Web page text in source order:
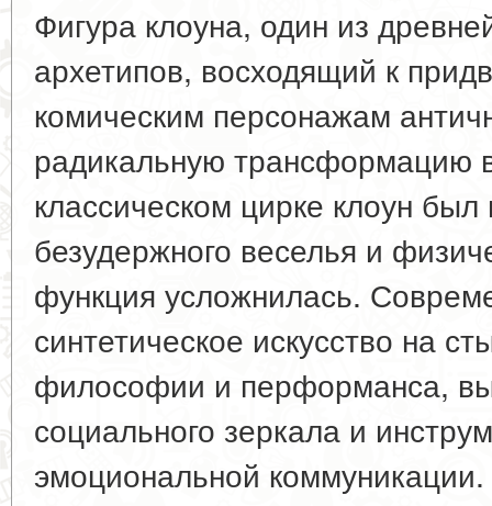
Фигура клоуна, один из
архетипов, восходящий к
комическим персонажам
радикальную трансформацию
классическом цирке клоун
безудержного веселья и
функция усложнилась.
синтетическое искусство на
философии и перформанса,
социального зеркала и
эмоциональной